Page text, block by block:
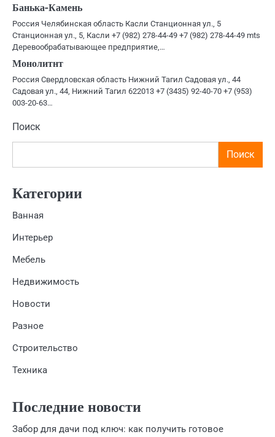
Банька-Камень
Россия Челябинская область Касли Станционная ул., 5
Станционная ул., 5, Касли +7 (982) 278-44-49 +7 (982) 278-44-49 mts
Деревообрабатывающее предприятие,…
Монолитнт
Россия Свердловская область Нижний Тагил Садовая ул., 44
Садовая ул., 44, Нижний Тагил 622013 +7 (3435) 92-40-70 +7 (953)
003-20-63…
Поиск
Поиск
Категории
Ванная
Интерьер
Мебель
Недвижимость
Новости
Разное
Строительство
Техника
Последние новости
Забор для дачи под ключ: как получить готовое